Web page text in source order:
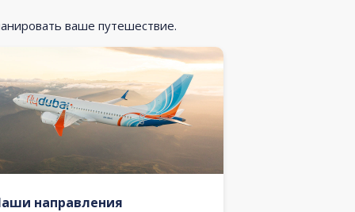
ваше путешествие.
направления